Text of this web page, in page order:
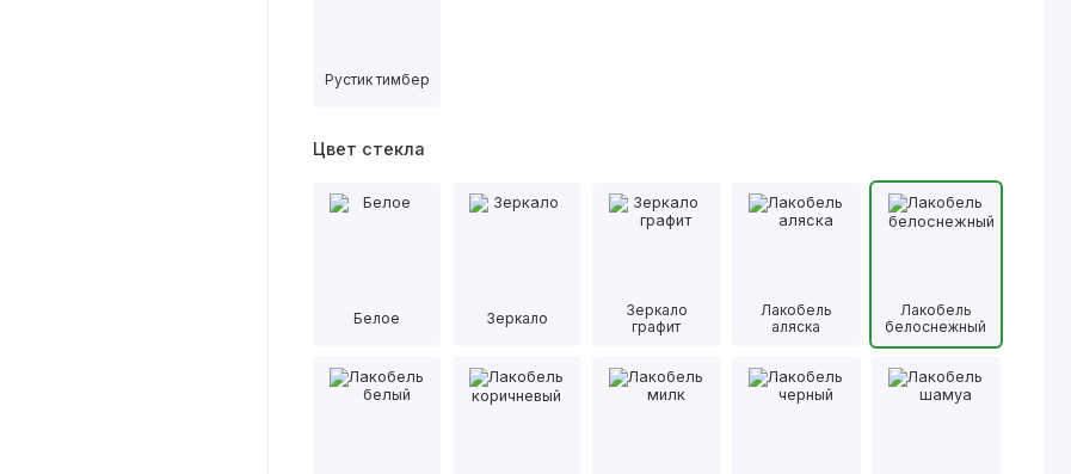
Рустик тимбер
Цвет стекла
Белое Зеркало
Зеркало
графит
Лакобель
аляска
Лакобель
белоснежный